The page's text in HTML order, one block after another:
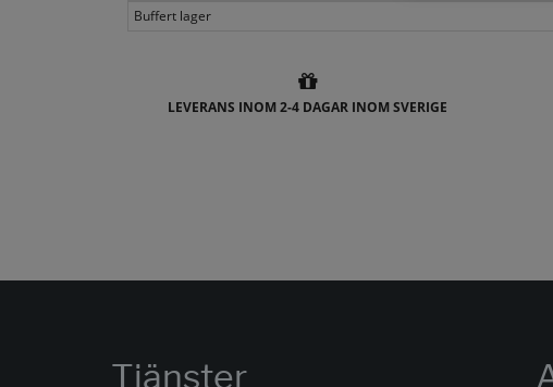
Buffert lager
LEVERANS INOM 2-4 DAGAR INOM SVERIGE
Tjänster